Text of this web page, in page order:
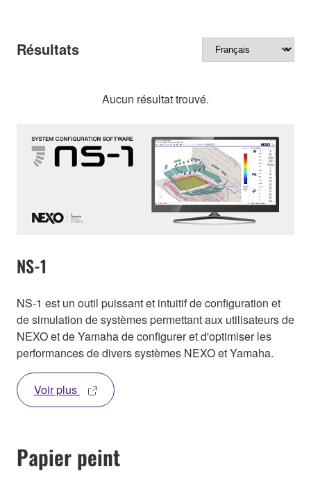
Résultats
Aucun résultat trouvé.
NS-1
NS-1 est un outil puissant et intuitif de configuration et
de simulation de systèmes permettant aux utilisateurs de
NEXO et de Yamaha de configurer et d'optimiser les
performances de divers systèmes NEXO et Yamaha.
Voir plus
Papier peint